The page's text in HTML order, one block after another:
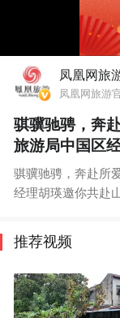
凤凰网旅
凤凰网旅游
骐骥驰骋，奔
旅游局中国区
骐骥驰骋，奔赴所
经理胡瑛邀你共赴
推荐视频